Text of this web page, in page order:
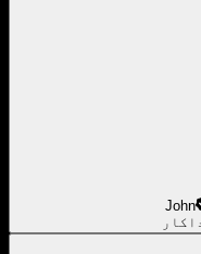
John